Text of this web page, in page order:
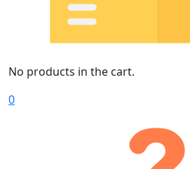
No products in the cart.
0